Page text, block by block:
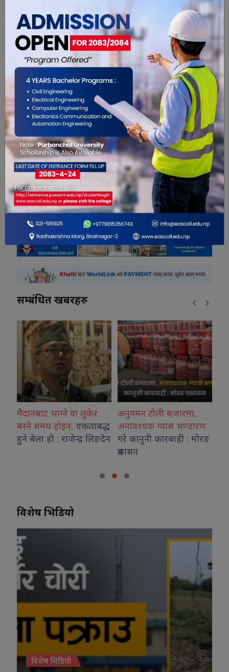
यो खबर पढेर तपाईलाई कस्तो महसुस
भयो ?
0 0 0
0
सम्बंधित खबरहरु
वा लुकेर
एकताबद्ध
लिङदेन
अनुगमन टोली बजारमा,
अनावश्यक ग्यास भण्डारण
गरे कानुनी कारबाही : मोरङ
शिक्षा मन्त्रालयमा उच्च
शिक्षा नीति
पहिलो सत्र सम्पन्न
विशेष भिडियो
विशेष भिडियो